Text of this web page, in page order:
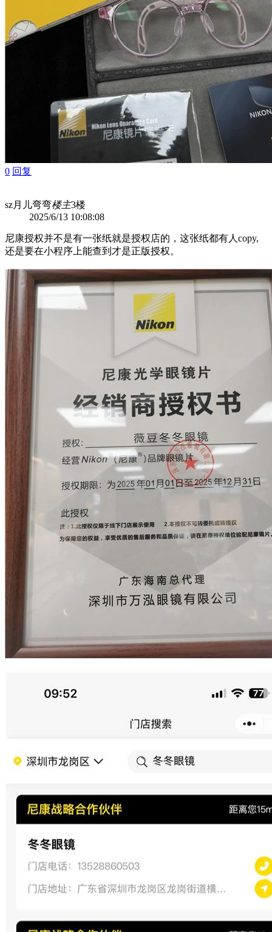
0 回复
sz月儿弯弯楼主3楼
2025/6/13 10:08:08
尼康授权并不是有一张纸就是授权店的，这张纸都有人copy,
还是要在小程序上能查到才是正版授权。